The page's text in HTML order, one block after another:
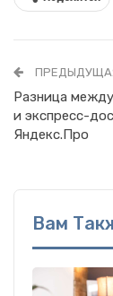
Разница
и экспресс-
Яндекс.Про
Вам